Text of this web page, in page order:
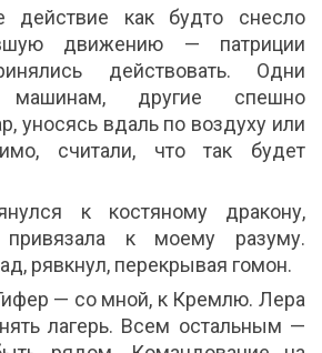
действие как будто снесло
движению — патриции
действовать. Одни
другие спешно
уносясь вдаль по воздуху или
считали, что так будет
к костяному дракону,
привязала к моему разуму.
рявкнул, перекрывая гомон.
— со мной, к Кремлю. Лера
лагерь. Всем остальным —